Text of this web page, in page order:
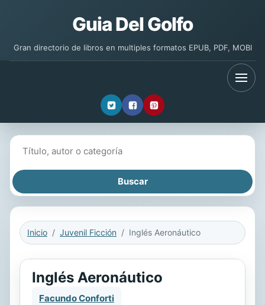
Guia Del Golfo
Gran directorio de libros en multiples formatos EPUB, PDF, MOBI
Inicio Juvenil Ficción Inglés Aeronáutico
Inglés Aeronáutico
Facundo Conforti